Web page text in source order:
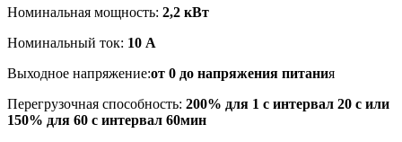
Номинальная мощность: 2,2 кВт
Номинальный ток: 10 A
Выходное напряжение:от 0 до напряжения питания
Перегрузочная способность: 200% для 1 с интервал 20 с или
150% для 60 с интервал 60мин